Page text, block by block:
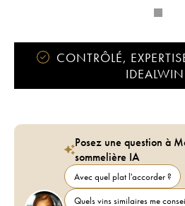
CONTRÔLÉ,
Posez une question à
sommelière IA
Avec quel plat l'accorder ?
Quels vins similaires me